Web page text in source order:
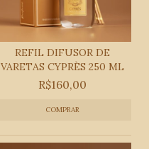
REFIL DIFUSOR DE
VARETAS CYPRÈS 250 ML
R$160,00